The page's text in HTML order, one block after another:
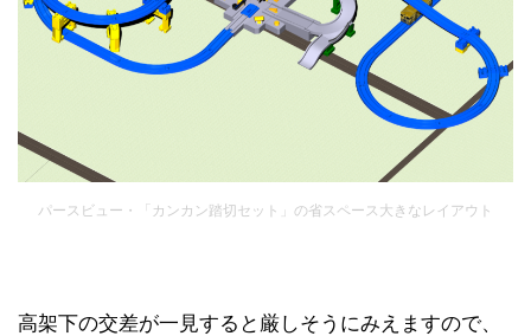
パースビュー・「カンカン踏切セット」の省スペース大きなレイアウト
高架下の交差が一見すると厳しそうにみえますので、